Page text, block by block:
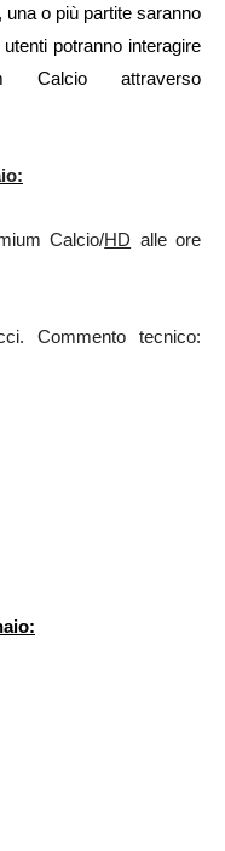
o più partite saranno
utenti potranno interagire
attraverso
Calcio/HD alle ore
Commento tecnico: